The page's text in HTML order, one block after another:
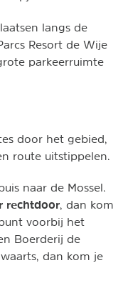
langs de
Resort de Wije
parkeerruimte
door het gebied,
route uitstippelen.
naar de Mossel.
rechtdoor , dan kom
voorbij het
Boerderij de
dan kom je